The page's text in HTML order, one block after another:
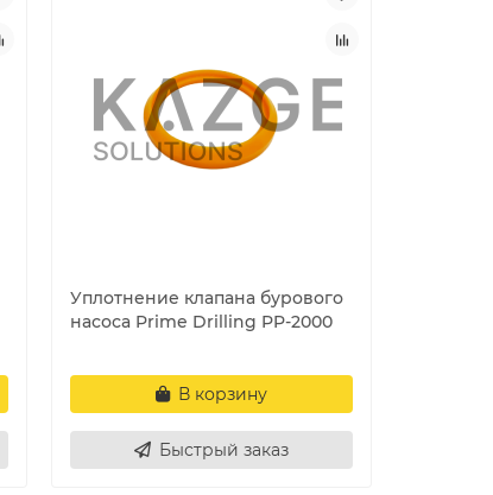
Уплотнение клапана бурового
насоса Prime Drilling PP-2000
В корзину
Быстрый заказ